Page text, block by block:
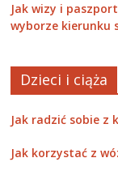
Jak wizy i
wyborze kierunku
Dzieci i ciąża
Jak radzić sobie z
Jak korzystać z